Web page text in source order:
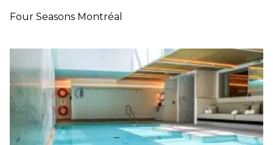
Four Seasons Montréal